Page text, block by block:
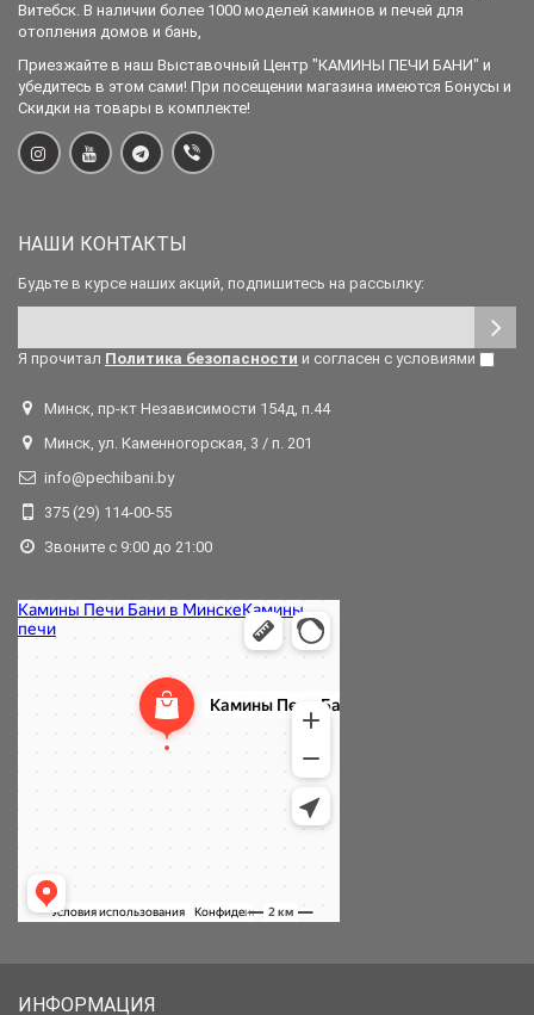
Витебск. В наличии более 1000 моделей каминов и печей для
отопления домов и бань,
Приезжайте в наш Выставочный Центр "КАМИНЫ ПЕЧИ БАНИ" и
убедитесь в этом сами! При посещении магазина имеются Бонусы и
Скидки на товары в комплекте!
НАШИ КОНТАКТЫ
Будьте в курсе наших акций, подпишитесь на рассылку:
Я прочитал Политика безопасности и согласен с условиями
Минск, пр-кт Независимости 154д, п.44
Минск, ул. Каменногорская, 3 / п. 201
info@pechibani.by
375 (29) 114-00-55
Звоните с 9:00 до 21:00
ИНФОРМАЦИЯ